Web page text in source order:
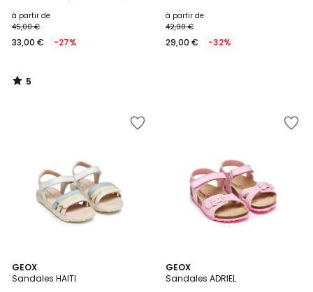
à partir de
45,00 €
33,00 € -27%
5
/
à partir de
42,90 €
29,00 € -32%
GEOX
Sandales HAITI
GEOX
Sandales ADRIEL
3
Couleurs